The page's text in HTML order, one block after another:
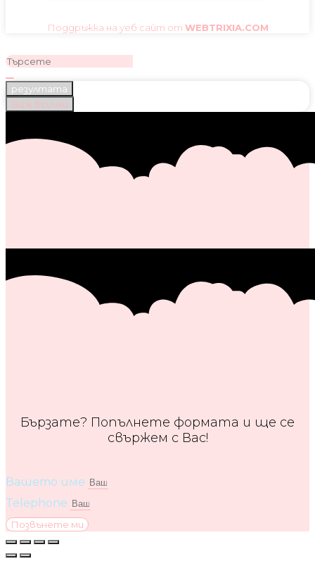
Поддръжка на уеб сайт от WEBTRIXIA.COM
резултата
Виж всички
Бързате? Попълнете формата и ще се
свържем с Вас!
Вашето име
Telephone
Позвънете ми